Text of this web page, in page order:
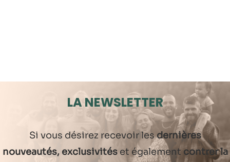
LA NEWSLETTER
Si vous désirez recevoir lesdernières
nouveautés, exclusivitéset également contrer la